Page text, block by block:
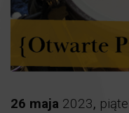
26 maja 2023,